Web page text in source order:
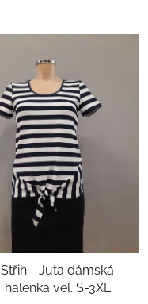
Střih - Juta dámská
halenka vel. S-3XL